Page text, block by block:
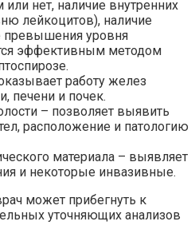
нет, наличие внутренних
лейкоцитов), наличие
превышения уровня
эффективным методом
работу желез
печени и почек.
– позволяет выявить
расположение и патологию
материала – выявляет
и некоторые инвазивные.
может прибегнуть к
уточняющих анализов